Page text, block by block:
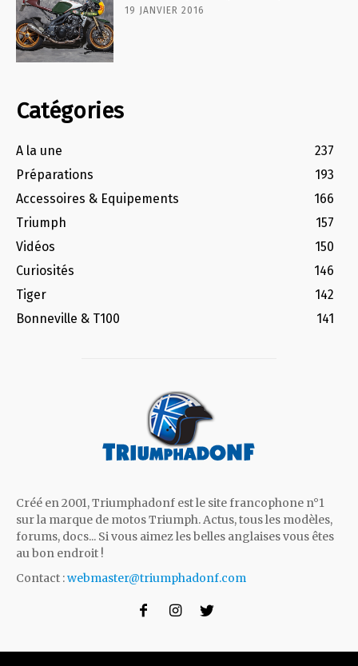
19 JANVIER 2016
Catégories
A la une
237
Préparations
193
Accessoires & Equipements
166
Triumph
157
Vidéos
150
Curiosités
146
Tiger
142
Bonneville & T100
141
Créé en 2001, Triumphadonf est le site francophone n°1
sur la marque de motos Triumph. Actus, tous les modèles,
forums, docs... Si vous aimez les belles anglaises vous êtes
au bon endroit !
Contact :webmaster@triumphadonf.com